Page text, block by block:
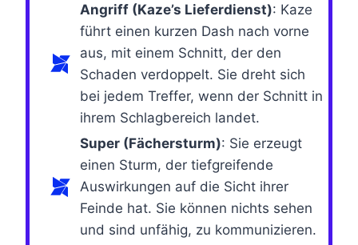
Angriff (Kaze’s Lieferdienst): Kaze
führt einen kurzen Dash nach vorne
aus, mit einem Schnitt, der den
Schaden verdoppelt. Sie dreht sich
bei jedem Treffer, wenn der Schnitt in
ihrem Schlagbereich landet.
Super (Fächersturm): Sie erzeugt
einen Sturm, der tiefgreifende
Auswirkungen auf die Sicht ihrer
Feinde hat. Sie können nichts sehen
und sind unfähig, zu kommunizieren.